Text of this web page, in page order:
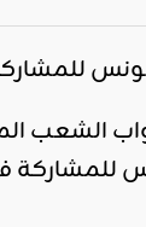
تونس
النائب